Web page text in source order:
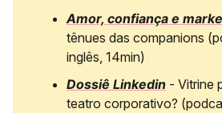
Amor, confiança e
tênues das companions
inglês, 14min)
Dossiê Linkedin - Vitrine
teatro corporativo?